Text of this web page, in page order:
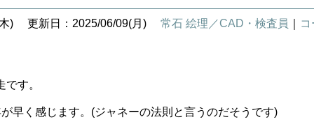
) 更新日：2025/06/09(月) 常石 絵理／CAD・検査員
す。
早く感じます。(ジャネーの法則と言うのだそうです)